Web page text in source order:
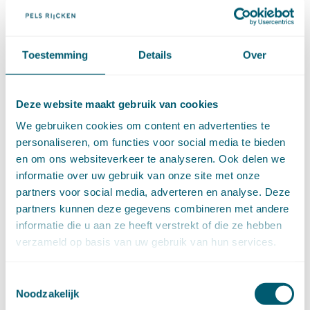
Toestemming Details Over
Deze website maakt gebruik van cookies
We gebruiken cookies om content en advertenties te
personaliseren, om functies voor social media te bieden
en om ons websiteverkeer te analyseren. Ook delen we
informatie over uw gebruik van onze site met onze
partners voor social media, adverteren en analyse. Deze
partners kunnen deze gegevens combineren met andere
informatie die u aan ze heeft verstrekt of die ze hebben
verzameld op basis van uw gebruik van hun services.
Noodzakelijk
december (15)
september (8)
augustus (6)
juni (13)
mei (13)
april (15)
maart (8)
februari (16)
januari (15)
►
2024 (161)
december (16)
november (17)
oktober (17)
juli (8)